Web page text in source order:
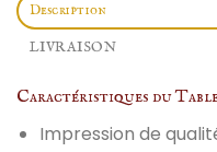
Description
LIVRAISON
Caractéristiques du
Impression de